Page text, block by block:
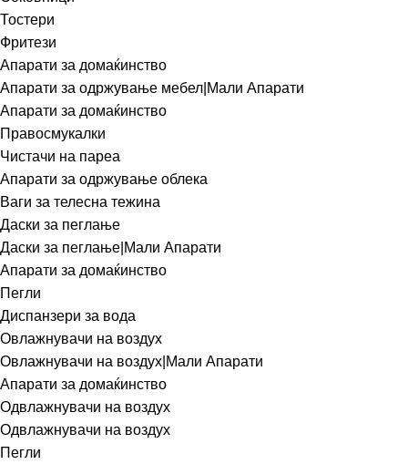
Тостери
Фритези
Апарати за домаќинство
Апарати за одржување мебел|Мали Апарати
Апарати за домаќинство
Правосмукалки
Чистачи на пареа
Апарати за одржување облека
Ваги за телесна тежина
Даски за пеглање
Даски за пеглање|Мали Апарати
Апарати за домаќинство
Пегли
Диспанзери за вода
Овлажнувачи на воздух
Овлажнувачи на воздух|Мали Апарати
Апарати за домаќинство
Одвлажнувачи на воздух
Одвлажнувачи на воздух
Пегли